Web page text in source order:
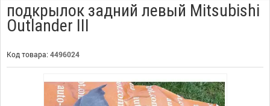
подкрылок задний левый Mitsubishi
Outlander III
Код товара: 4496024